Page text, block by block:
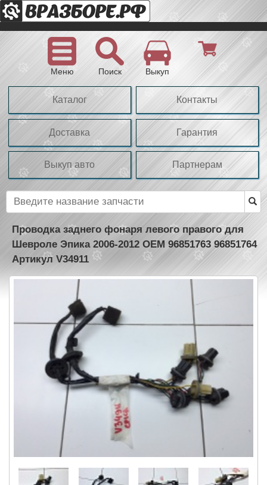
Меню Поиск Выкуп
Каталог Контакты
Доставка Гарантия
Выкуп авто Партнерам
Проводка заднего фонаря левого правого для
Шевроле Эпика 2006-2012 OEM 96851763 96851764
Артикул V34911